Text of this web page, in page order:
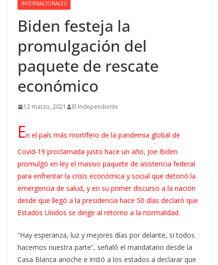
INTERNACIONALES
Biden festeja la
promulgación del
paquete de rescate
económico
12 marzo, 2021 El Independiente
En el país más mortífero de la pandemia global de
Covid-19 proclamada justo hace un año, Joe Biden
promulgó en ley el masivo paquete de asistencia federal
para enfrentar la crisis económica y social que detonó la
emergencia de salud, y en su primer discurso a la nación
desde que llegó a la presidencia hace 50 días declaró que
Estados Unidos se dirige al retorno a la normalidad.
“Hay esperanza, luz y mejores días por delante, si todos
hacemos nuestra parte”, señaló el mandatario desde la
Casa Blanca anoche e instó a los estados a declarar que